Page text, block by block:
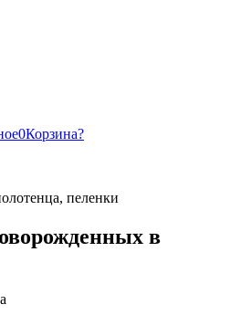
0Корзина?
пеленки
в